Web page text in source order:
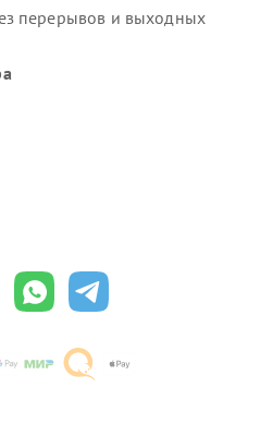
перерывов и выходных